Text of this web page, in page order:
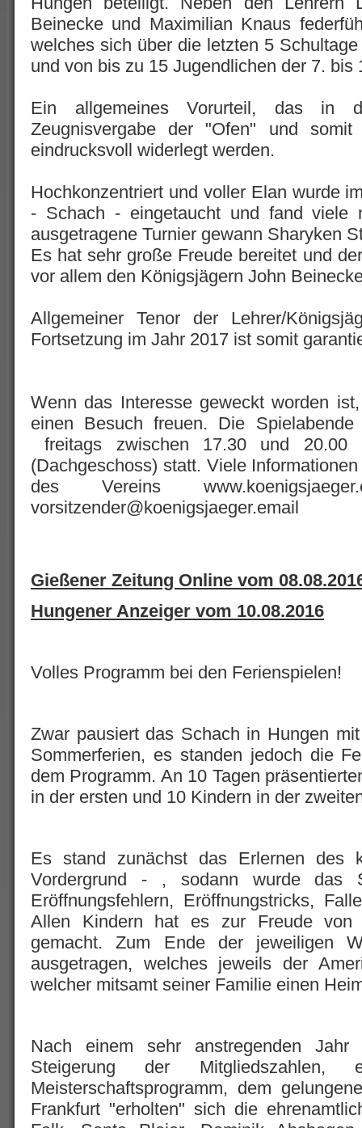
Beinecke und Maximilian Knaus
welches sich über die letzten 5
und von bis zu 15 Jugendlichen der 7.
Ein allgemeines Vorurteil, das in
Zeugnisvergabe der "Ofen" und
eindrucksvoll widerlegt werden.
Hochkonzentriert und voller Elan wurde
- Schach - eingetaucht und fand viele
ausgetragene Turnier gewann Sharyken
Es hat sehr große Freude bereitet und
vor allem den Königsjägern John
Allgemeiner Tenor der Lehrer/
Fortsetzung im Jahr 2017 ist somit
Wenn das Interesse geweckt worden
einen Besuch freuen. Die
freitags zwischen 17.30 und 20.00
(Dachgeschoss) statt. Viele
des Vereins
vorsitzender@koenigsjaeger.email
Gießener Zeitung Online vom
Hungener Anzeiger vom 10.08.2016
Volles Programm bei den Ferienspielen!
Zwar pausiert das Schach in Hungen
Sommerferien, es standen jedoch die
dem Programm. An 10 Tagen
in der ersten und 10 Kindern in der
Es stand zunächst das Erlernen des
Vordergrund - , sodann wurde das
Eröffnungsfehlern, Eröffnungstricks,
Allen Kindern hat es zur Freude von
gemacht. Zum Ende der jeweiligen
ausgetragen, welches jeweils der
welcher mitsamt seiner Familie einen
Nach einem sehr anstregenden
Steigerung der
Meisterschaftsprogramm, dem
Frankfurt "erholten" sich die